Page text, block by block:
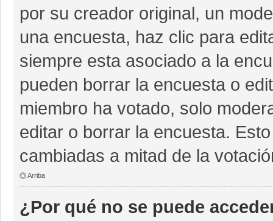
por su creador original, un
una encuesta, haz clic para
siempre esta asociado a la
pueden borrar la encuesta o
miembro ha votado, solo
editar o borrar la encuesta.
cambiadas a mitad de la
Arriba
¿Por qué no se puede